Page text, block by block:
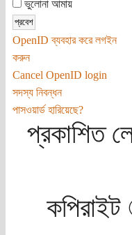
ভুলোনা আমায়
OpenID ব্যবহার করে লগইন
করুন
Cancel OpenID login
সদস্য নিবন্ধন
পাসওয়ার্ড হারিয়েছে?
প্রকাশিত